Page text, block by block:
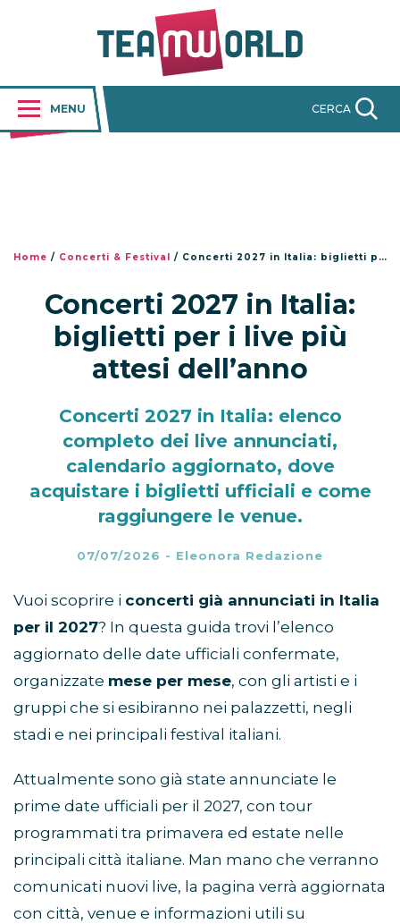
MENU CERCA
Home / Concerti & Festival / Concerti 2027 in Italia: biglietti per i live più attesi dell’anno
Concerti 2027 in Italia:
biglietti per i live più
attesi dell’anno
Concerti 2027 in Italia: elenco
completo dei live annunciati,
calendario aggiornato, dove
acquistare i biglietti ufficiali e come
raggiungere le venue.
07/07/2026 - Eleonora Redazione
Vuoi scoprire i concerti già annunciati in Italia
per il 2027? In questa guida trovi l’elenco
aggiornato delle date ufficiali confermate,
organizzate mese per mese, con gli artisti e i
gruppi che si esibiranno nei palazzetti, negli
stadi e nei principali festival italiani.
Attualmente sono già state annunciate le
prime date ufficiali per il 2027, con tour
programmati tra primavera ed estate nelle
principali città italiane. Man mano che verranno
comunicati nuovi live, la pagina verrà aggiornata
con città, venue e informazioni utili su